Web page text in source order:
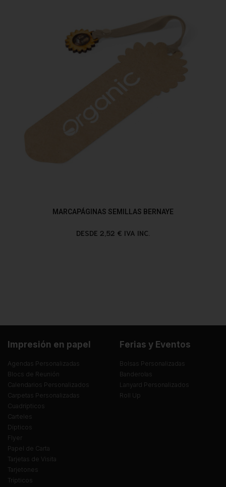
MARCAPÁGINAS SEMILLAS BERNAYE
DESDE 2,52 € IVA INC.
Impresión en papel
Agendas Personalizadas
Blocs de Reunión
Calendarios Personalizados
Carpetas Personalizadas
Cuadrípticos
Carteles
Dípticos
Flyer
Papel de Carta
Tarjetas de Visita
Tarjetones
Trípticos
Ferias y Eventos
Bolsas Personalizadas
Banderolas
Lanyard Personalizados
Roll Up